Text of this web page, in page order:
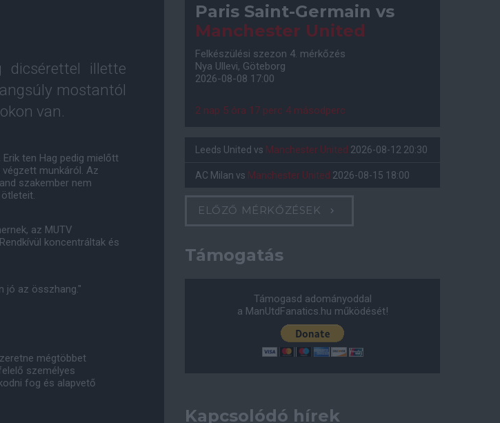
dicsérettel illette
mostantól
van.
ten Hag pedig mielőtt
munkáról. Az
szakember nem
az MUTV
koncentráltak és
jó az összhang."
mégtöbbet
személyes
fog és alapvető
Paris Saint-Germain vs
Manchester United
Felkészülési szezon 4. mérkőzés
Nya Ullevi, Göteborg
2026-08-08 17:00
2 nap 5 óra 17 perc 3 másodperc
Leeds United vs Manchester United 2026-08-12 20:30
AC Milan vs Manchester United 2026-08-15 18:00
ELŐZŐ MÉRKŐZÉSEK
Támogatás
Támogasd adományoddal
a ManUtdFanatics.hu működését!
Kapcsolódó hírek